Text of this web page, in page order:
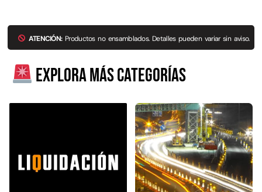
ATENCIÓN:Productos no ensamblados. Detalles pueden variar sin aviso.
Explora más categorías